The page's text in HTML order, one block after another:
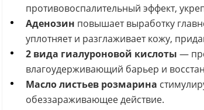
противовоспалительный эффект,
Аденозин повышает выработку
уплотняет и разглаживает кожу,
2 вида гиалуроновой кислоты —
влагоудерживающий барьер и
Масло листьев розмарина
обеззараживающее действие.